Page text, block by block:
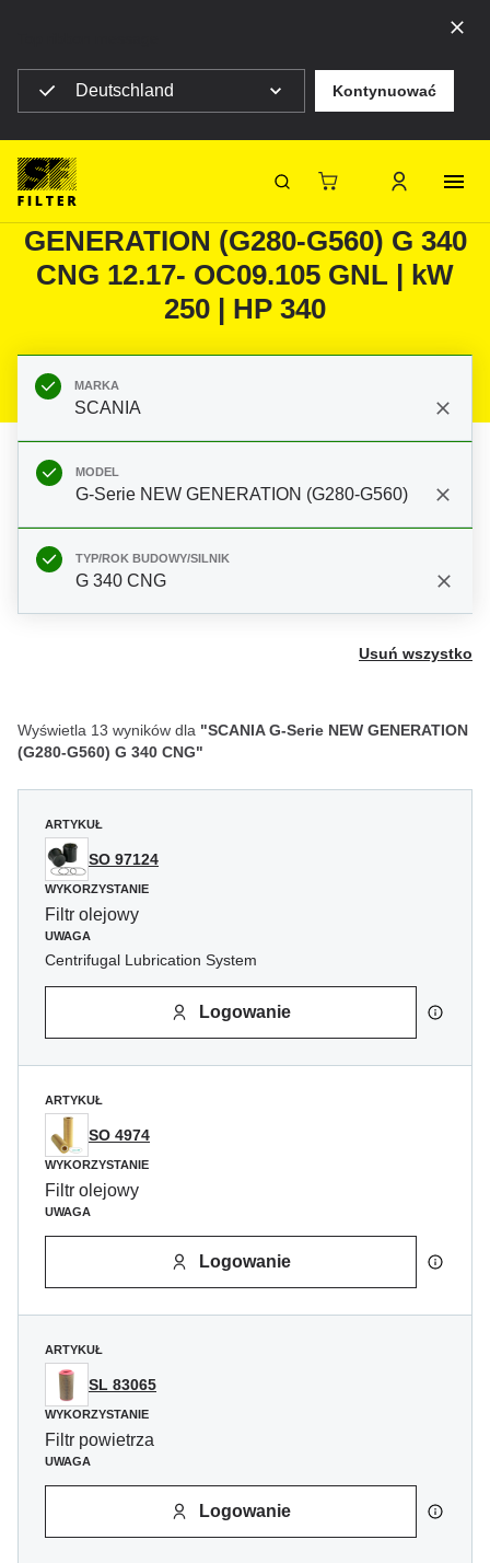
Deutschland Kontynuować
SF-Filter
Filtry do SCANIA G-Serie NEW
GENERATION (G280-G560) G 340
CNG 12.17- OC09.105 GNL | kW
250 | HP 340
MARKA
SCANIA
MODEL
G-Serie NEW GENERATION (G280-G560)
TYP/ROK BUDOWY/SILNIK
G 340 CNG
Usuń wszystko
Wyświetla 13 wyników dla "SCANIA G-Serie NEW GENERATION
(G280-G560) G 340 CNG"
ARTYKUŁ
SO 97124
WYKORZYSTANIE
Filtr olejowy
UWAGA
Centrifugal Lubrication System
Logowanie
ARTYKUŁ
SO 4974
WYKORZYSTANIE
Filtr olejowy
UWAGA
Logowanie
ARTYKUŁ
SL 83065
WYKORZYSTANIE
Filtr powietrza
UWAGA
Logowanie